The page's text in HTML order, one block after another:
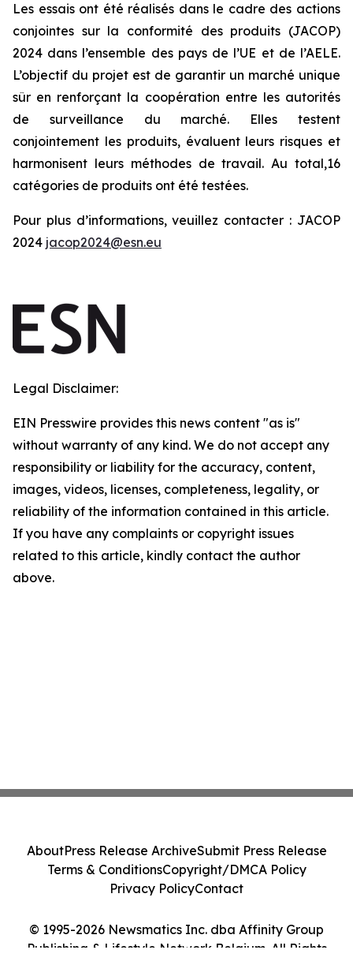
Les essais ont été réalisés dans le cadre des actions
conjointes sur la conformité des produits (JACOP)
2024 dans l’ensemble des pays de l’UE et de l’AELE.
L’objectif du projet est de garantir un marché unique
sûr en renforçant la coopération entre les autorités
de surveillance du marché. Elles testent
conjointement les produits, évaluent leurs risques et
harmonisent leurs méthodes de travail. Au total,16
catégories de produits ont été testées.
Pour plus d’informations, veuillez contacter : JACOP
2024 jacop2024@esn.eu
Legal Disclaimer:
EIN Presswire provides this news content "as is"
without warranty of any kind. We do not accept any
responsibility or liability for the accuracy, content,
images, videos, licenses, completeness, legality, or
reliability of the information contained in this article.
If you have any complaints or copyright issues
related to this article, kindly contact the author
above.
© 1995-2026 Newsmatics Inc. dba Affinity Group
Publishing & Lifestyle Network Belgium. All Rights
AboutPress Release ArchiveSubmit Press Release
Terms & ConditionsCopyright/DMCA Policy
Privacy PolicyContact